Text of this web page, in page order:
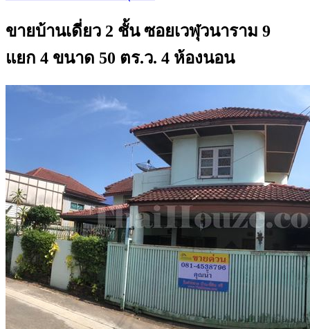
ขายบ้านเดี่ยว 2 ชั้น ซอยเวฬุวนาราม 9
แยก 4 ขนาด 50 ตร.ว. 4 ห้องนอน